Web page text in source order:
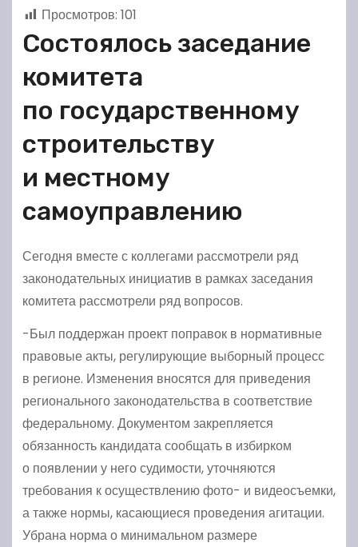
Просмотров: 101
Состоялось заседание
комитета
по государственному
строительству
и местному
самоуправлению
Сегодня вместе с коллегами рассмотрели ряд
законодательных инициатив в рамках заседания
комитета рассмотрели ряд вопросов.
-Был поддержан проект поправок в нормативные
правовые акты, регулирующие выборный процесс
в регионе. Изменения вносятся для приведения
регионального законодательства в соответствие
федеральному. Документом закрепляется
обязанность кандидата сообщать в избирком
о появлении у него судимости, уточняются
требования к осуществлению фото- и видеосъемки,
а также нормы, касающиеся проведения агитации.
Убрана норма о минимальном размере